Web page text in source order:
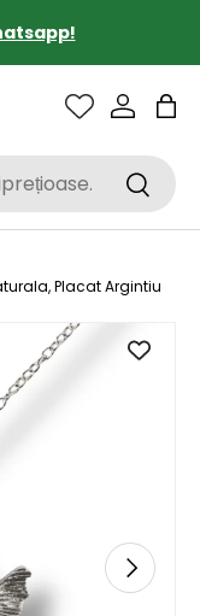
Sac
Placat Argintiu